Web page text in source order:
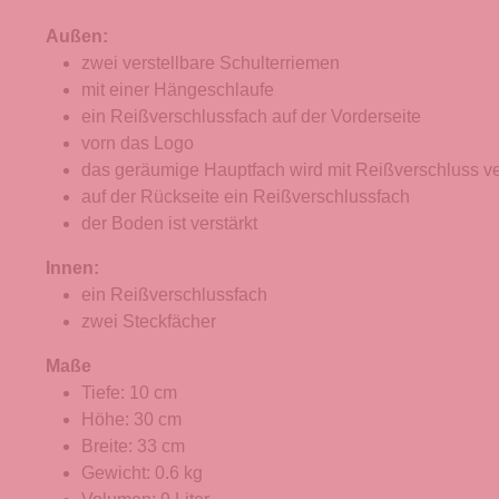
Außen:
zwei verstellbare Schulterriemen
mit einer Hängeschlaufe
ein Reißverschlussfach auf der Vorderseite
vorn das Logo
das geräumige Hauptfach wird mit Reißverschluss
auf der Rückseite ein Reißverschlussfach
der Boden ist verstärkt
Innen:
ein Reißverschlussfach
zwei Steckfächer
Maße
Tiefe: 10 cm
Höhe: 30 cm
Breite: 33 cm
Gewicht: 0.6 kg